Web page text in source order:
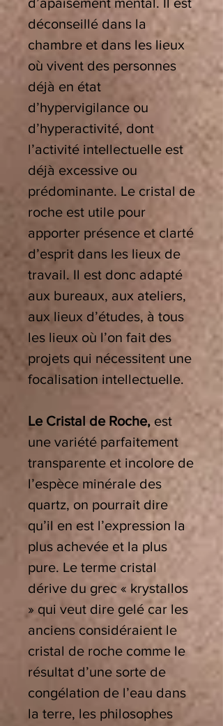
déconseillé dans la
chambre et dans les lieux
où vivent des personnes
déjà en état
d’hypervigilance ou
d’hyperactivité, dont
l’activité intellectuelle est
déjà excessive ou
prédominante. Le cristal de
roche est utile pour
apporter présence et clarté
d’esprit dans les lieux de
travail. Il est donc adapté
aux bureaux, aux ateliers,
aux lieux d’études, à tous
les lieux où l’on fait des
projets qui nécessitent une
focalisation intellectuelle.
Le Cristal de Roche, est
une variété parfaitement
transparente et incolore de
l’espèce minérale des
quartz, on pourrait dire
qu’il en est l’expression la
plus achevée et la plus
pure. Le terme cristal
dérive du grec « krystallos
» qui veut dire gelé car les
anciens considéraient le
cristal de roche comme le
résultat d’une sorte de
congélation de l’eau dans
la terre, les philosophes